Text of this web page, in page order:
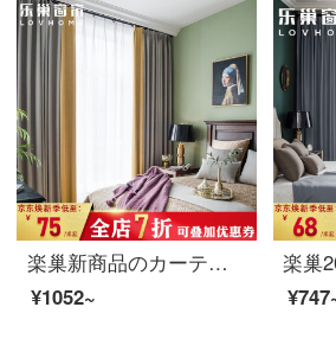
楽巢新商品のカーテンの遮光に厚いカーテン布雪芙尼混紡簡単に現代純色の縦綴りカーテンのフック穴を作って、オスの恋人-ins縦綴り(遮光度90%-遮光布を含む)のシングルメートル幅の価格を注文します。
¥1052~